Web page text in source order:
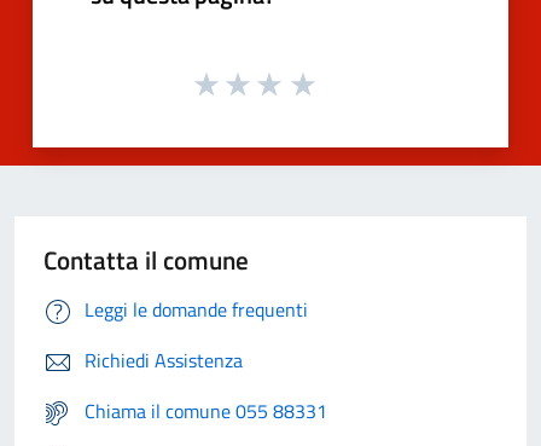
Contatta il comune
Leggi le domande frequenti
Richiedi Assistenza
Chiama il comune 055 88331